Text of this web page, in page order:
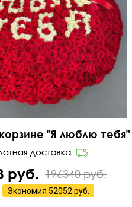
"Я люблю тебя"
руб. 196340 руб.
Экономия 52052 руб.